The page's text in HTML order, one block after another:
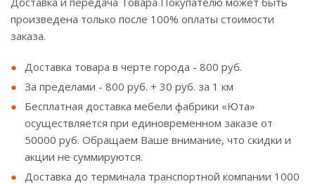
произведена только после 100% оплаты стоимости
заказа.
Доставка товара в черте города - 800 руб.
За пределами - 800 руб. + 30 руб. за 1 км
Бесплатная доставка мебели фабрики «Юта»
осуществляется при единовременном заказе от
50000 руб. Обращаем Ваше внимание, что скидки и
акции не суммируются.
Доставка до терминала транспортной компании 1000